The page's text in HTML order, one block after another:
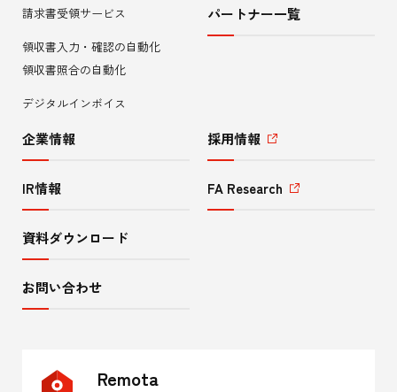
ニ
ュ
ー
請求書受領サービス
領収書入力・確認の自動化
領収書照合の自動化
デジタルインボイス
パートナー一覧
企業情報
IR情報
資料ダウンロード
お問い合わせ
採用情報
FA Research
Remota